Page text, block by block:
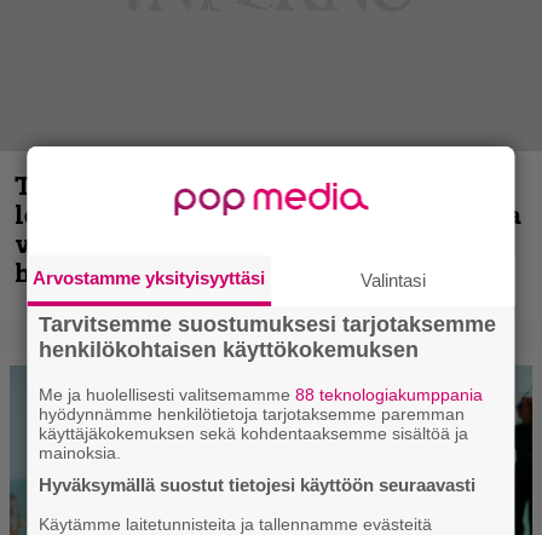
Thrash ’n’ roll -yhtye Madred ryydittää
levyjulkaisua keikkareissulla kuvatulla
videolla – ”Oltiin pakussa kusihädässä
helvetin väsyneenä…”
Arvostamme yksityisyyttäsi Valintasi
Tarvitsemme suostumuksesi tarjotaksemme
henkilökohtaisen käyttökokemuksen
Me ja huolellisesti valitsemamme88 teknologiakumppania
hyödynnämme henkilötietoja tarjotaksemme paremman
käyttäjäkokemuksen sekä kohdentaaksemme sisältöä ja
mainoksia.
Hyväksymällä suostut tietojesi käyttöön seuraavasti
Käytämme laitetunnisteita ja tallennamme evästeitä